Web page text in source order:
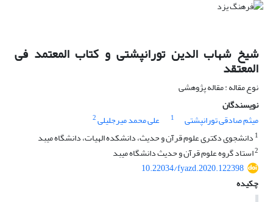
شیخ شهاب الدین تورانپشتی و کتاب المعتمد فی
المعتقد
نوع مقاله : مقاله پژوهشی
نویسندگان
میثم صادقی تورانپشتی
1 علی محمد میرجلیلی2
1 دانشجوی دکتری علوم قرآن و حدیث، دانشکده الهیات، دانشگاه میبد
2استاد گروه علوم قرآن و حدیث دانشگاه میبد
10.22034/fyazd.2020.122398
چکیده